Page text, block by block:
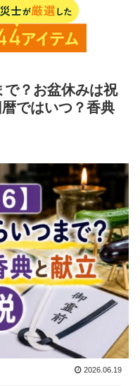
で？お盆休みは祝
ではいつ？香典
2026.06.19